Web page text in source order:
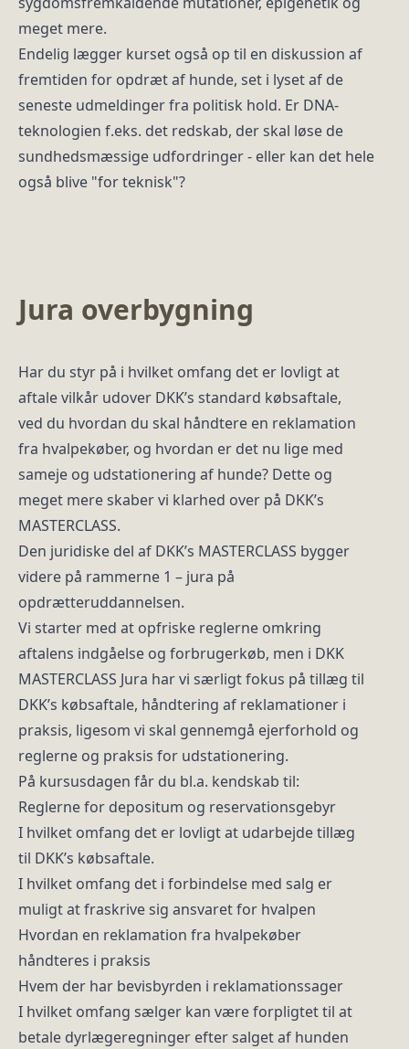
meget mere.
Endelig lægger kurset også op til en diskussion af
fremtiden for opdræt af hunde, set i lyset af de
seneste udmeldinger fra politisk hold. Er DNA-
teknologien f.eks. det redskab, der skal løse de
sundhedsmæssige udfordringer - eller kan det hele
også blive "for teknisk"?
Jura overbygning
Har du styr på i hvilket omfang det er lovligt at
aftale vilkår udover DKK’s standard købsaftale,
ved du hvordan du skal håndtere en reklamation
fra hvalpekøber, og hvordan er det nu lige med
sameje og udstationering af hunde? Dette og
meget mere skaber vi klarhed over på DKK’s
MASTERCLASS.
Den juridiske del af DKK’s MASTERCLASS bygger
videre på rammerne 1 – jura på
opdrætteruddannelsen.
Vi starter med at opfriske reglerne omkring
aftalens indgåelse og forbrugerkøb, men i DKK
MASTERCLASS Jura har vi særligt fokus på tillæg til
DKK’s købsaftale, håndtering af reklamationer i
praksis, ligesom vi skal gennemgå ejerforhold og
reglerne og praksis for udstationering.
På kursusdagen får du bl.a. kendskab til:
Reglerne for depositum og reservationsgebyr
I hvilket omfang det er lovligt at udarbejde tillæg
til DKK’s købsaftale.
I hvilket omfang det i forbindelse med salg er
muligt at fraskrive sig ansvaret for hvalpen
Hvordan en reklamation fra hvalpekøber
håndteres i praksis
Hvem der har bevisbyrden i reklamationssager
I hvilket omfang sælger kan være forpligtet til at
betale dyrlægeregninger efter salget af hunden